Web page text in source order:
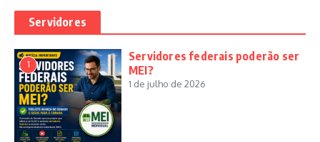
Servidores
1
Servidores federais poderão ser
MEI?
1 de julho de 2026